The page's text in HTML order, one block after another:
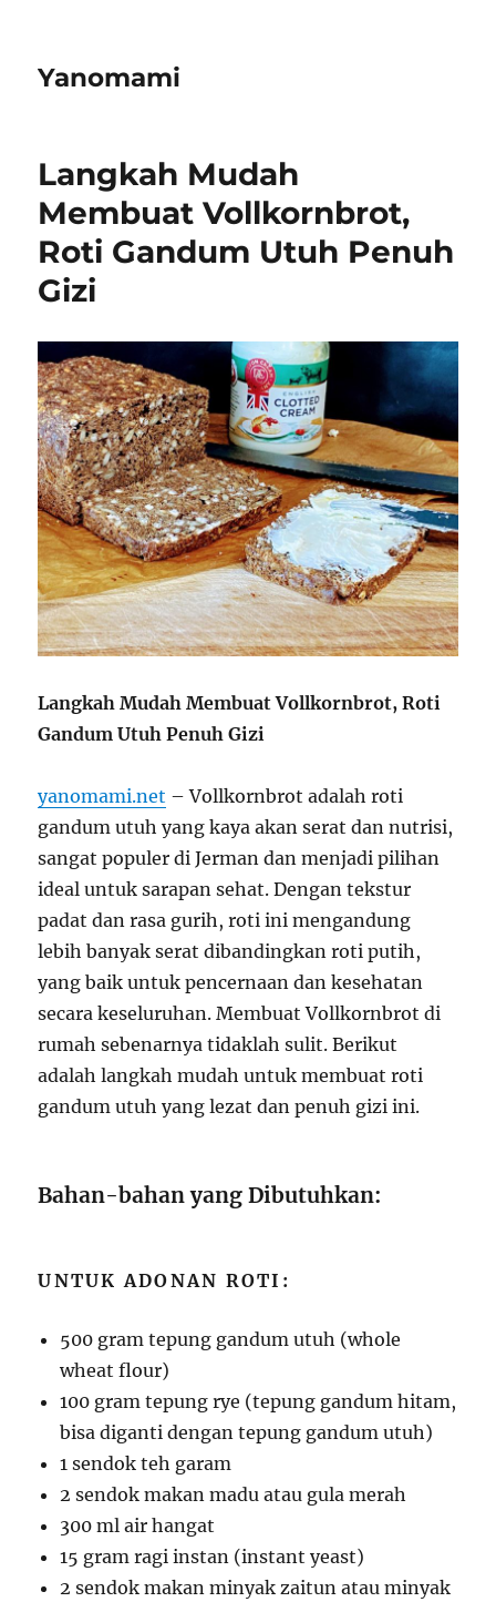
Yanomami
Langkah Mudah
Membuat Vollkornbrot,
Roti Gandum Utuh Penuh
Gizi
Langkah Mudah Membuat Vollkornbrot, Roti
Gandum Utuh Penuh Gizi
yanomami.net – Vollkornbrot adalah roti
gandum utuh yang kaya akan serat dan nutrisi,
sangat populer di Jerman dan menjadi pilihan
ideal untuk sarapan sehat. Dengan tekstur
padat dan rasa gurih, roti ini mengandung
lebih banyak serat dibandingkan roti putih,
yang baik untuk pencernaan dan kesehatan
secara keseluruhan. Membuat Vollkornbrot di
rumah sebenarnya tidaklah sulit. Berikut
adalah langkah mudah untuk membuat roti
gandum utuh yang lezat dan penuh gizi ini.
Bahan-bahan yang Dibutuhkan:
UNTUK ADONAN ROTI:
500 gram tepung gandum utuh (whole
wheat flour)
100 gram tepung rye (tepung gandum hitam,
bisa diganti dengan tepung gandum utuh)
1 sendok teh garam
2 sendok makan madu atau gula merah
300 ml air hangat
15 gram ragi instan (instant yeast)
2 sendok makan minyak zaitun atau minyak